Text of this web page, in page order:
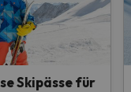
Skipässe für